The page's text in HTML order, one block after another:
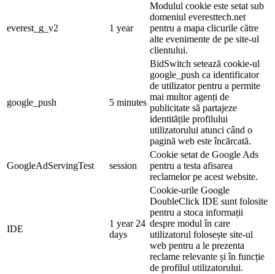
everest_g_v2 1 year
Modulul cookie este setat sub
domeniul everesttech.net
pentru a mapa clicurile către
alte evenimente de pe site-ul
clientului.
google_push 5 minutes
BidSwitch setează cookie-ul
google_push ca identificator
de utilizator pentru a permite
mai multor agenți de
publicitate să partajeze
identitățile profilului
utilizatorului atunci când o
pagină web este încărcată.
GoogleAdServingTest session
Cookie setat de Google Ads
pentru a testa afisarea
reclamelor pe acest website.
IDE
1 year 24
days
Cookie-urile Google
DoubleClick IDE sunt folosite
pentru a stoca informații
despre modul în care
utilizatorul folosește site-ul
web pentru a le prezenta
reclame relevante și în funcție
de profilul utilizatorului.